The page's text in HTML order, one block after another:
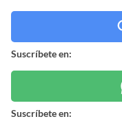
Suscríbete en:
Suscríbete en: